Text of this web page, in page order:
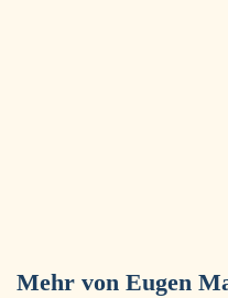
Mehr von Eugen